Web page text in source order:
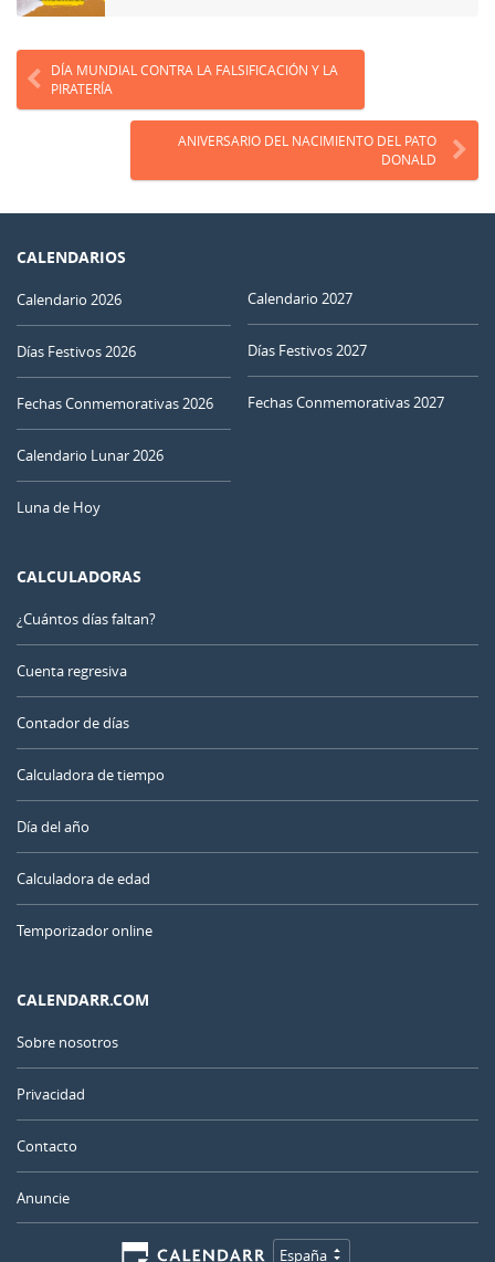
DÍA MUNDIAL CONTRA LA FALSIFICACIÓN Y LA
PIRATERÍA
ANIVERSARIO DEL NACIMIENTO DEL PATO
DONALD
CALENDARIOS
Calendario 2026
Días Festivos 2026
Fechas Conmemorativas 2026
Calendario Lunar 2026
Luna de Hoy
Calendario 2027
Días Festivos 2027
Fechas Conmemorativas 2027
CALCULADORAS
¿Cuántos días faltan?
Cuenta regresiva
Contador de días
Calculadora de tiempo
Día del año
Calculadora de edad
Temporizador online
CALENDARR.COM
Sobre nosotros
Privacidad
Contacto
Anuncie
España